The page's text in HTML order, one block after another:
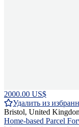
2000.00 US$
Удалить из
Bristol, United
Home-based Parcel